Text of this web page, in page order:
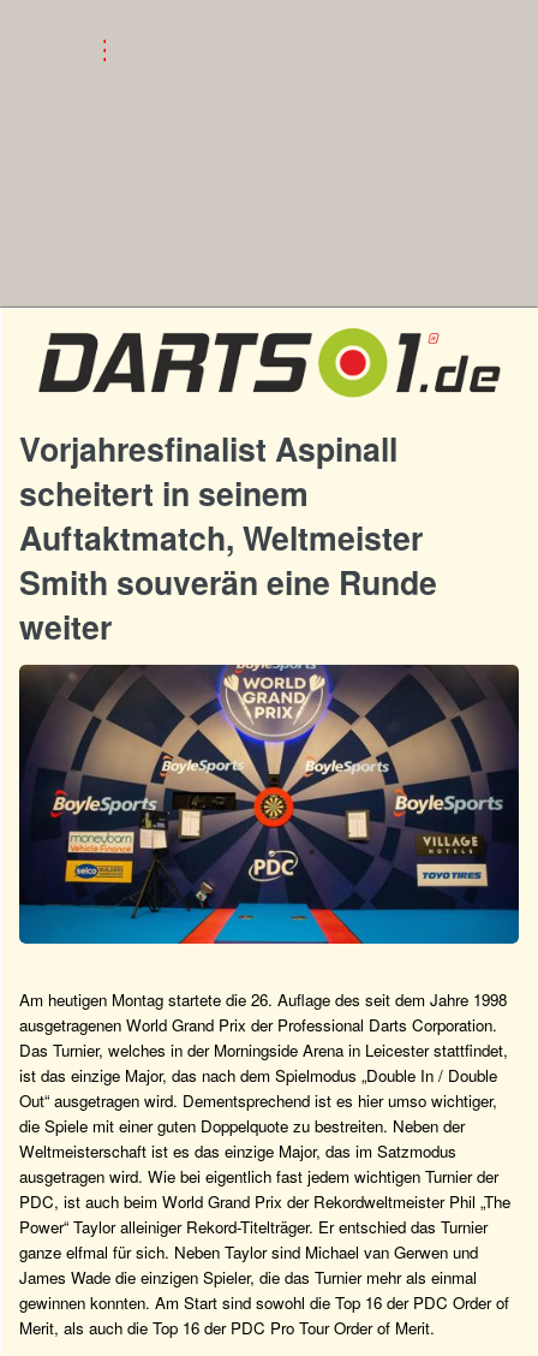
Vorjahresfinalist Aspinall
scheitert in seinem
Auftaktmatch, Weltmeister
Smith souverän eine Runde
weiter
Am heutigen Montag startete die 26. Auflage des seit dem Jahre 1998
ausgetragenen World Grand Prix der Professional Darts Corporation.
Das Turnier, welches in der Morningside Arena in Leicester stattfindet,
ist das einzige Major, das nach dem Spielmodus „Double In / Double
Out“ ausgetragen wird. Dementsprechend ist es hier umso wichtiger,
die Spiele mit einer guten Doppelquote zu bestreiten. Neben der
Weltmeisterschaft ist es das einzige Major, das im Satzmodus
ausgetragen wird. Wie bei eigentlich fast jedem wichtigen Turnier der
PDC, ist auch beim World Grand Prix der Rekordweltmeister Phil „The
Power“ Taylor alleiniger Rekord-Titelträger. Er entschied das Turnier
ganze elfmal für sich. Neben Taylor sind Michael van Gerwen und
James Wade die einzigen Spieler, die das Turnier mehr als einmal
gewinnen konnten. Am Start sind sowohl die Top 16 der PDC Order of
Merit, als auch die Top 16 der PDC Pro Tour Order of Merit.